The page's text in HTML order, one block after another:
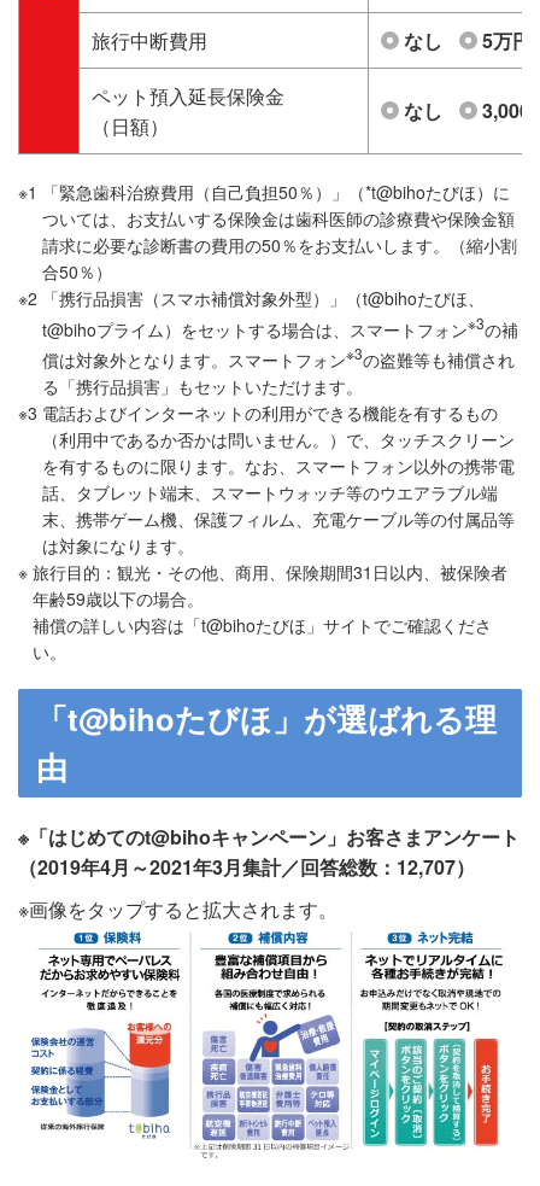
旅行中断費用
なし
5万円
ペット預入延長保険金
（日額）
なし 3,000
※1
「緊急歯科治療費用（自己負担50％）」（*t@bihoたびほ）に
ついては、お支払いする保険金は歯科医師の診療費や保険金額
請求に必要な診断書の費用の50％をお支払いします。（縮小割
合50％）
※2
「携行品損害（スマホ補償対象外型）」（t@bihoたびほ、
t@bihoプライム）をセットする場合は、スマートフォン※3の補
償は対象外となります。スマートフォン※3の盗難等も補償され
る「携行品損害」もセットいただけます。
※3 電話およびインターネットの利用ができる機能を有するもの
（利用中であるか否かは問いません。）で、タッチスクリーン
を有するものに限ります。なお、スマートフォン以外の携帯電
話、タブレット端末、スマートウォッチ等のウエアラブル端
末、携帯ゲーム機、保護フィルム、充電ケーブル等の付属品等
は対象になります。
※ 旅行目的：観光・その他、商用、保険期間31日以内、被保険者
年齢59歳以下の場合。
補償の詳しい内容は「t@bihoたびほ」サイトでご確認くださ
い。
「t@bihoたびほ」が選ばれる理
由
※「はじめてのt@bihoキャンペーン」お客さまアンケート
（2019年4月～2021年3月集計／回答総数：12,707）
※画像をタップすると拡大されます。